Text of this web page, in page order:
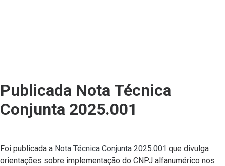
Publicada Nota Técnica
Conjunta 2025.001
Foi publicada a Nota Técnica Conjunta 2025.001 que divulga
orientações sobre implementação do CNPJ alfanumérico nos